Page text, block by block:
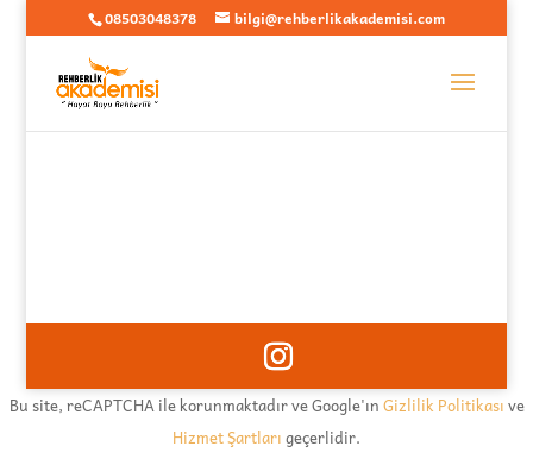
08503048378 bilgi@rehberlikakademisi.com
Bu site, reCAPTCHA ile korunmaktadır ve Google'ınGizlilik Politikasıve
Hizmet Şartlarıgeçerlidir.